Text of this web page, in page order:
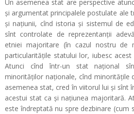
Un asemenea stat are perspective
și argumentat principalele postulate ale
și națiunii, cînd istoria și sistemul de
sînt controlate de reprezentanții
etniei majoritare (în cazul nostru de
particularitățile statului lor, iubesc
Atunci cînd într-un stat național
minorităților naționale, cînd minoritățile
asemenea stat, cred în viitorul lui și sînt
acestui stat ca și națiunea majoritară.
este îndreptată nu spre dezbinare (cum